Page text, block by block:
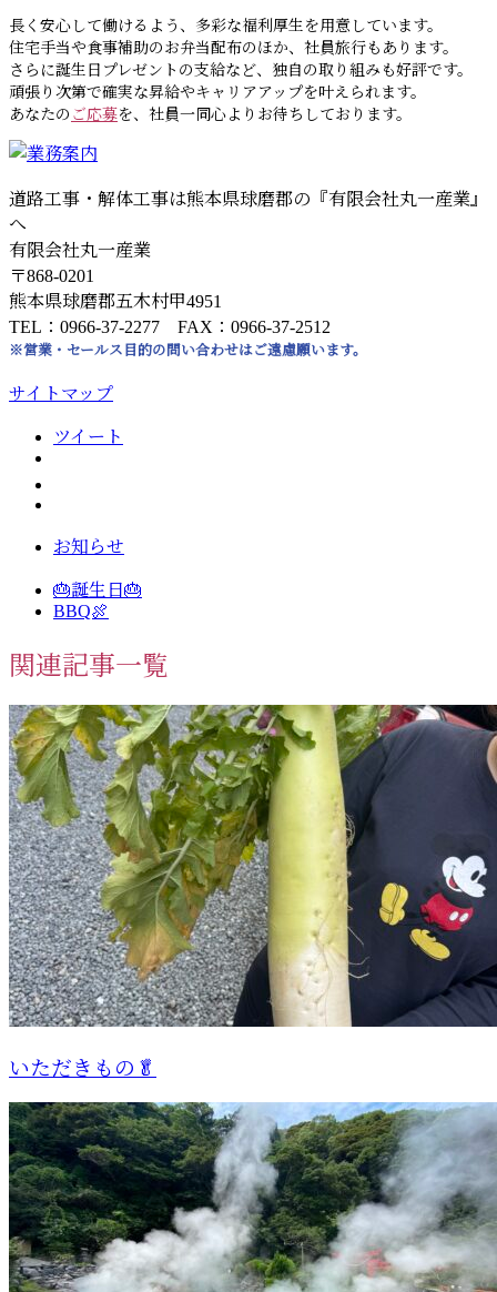
長く安心して働けるよう、多彩な福利厚生を用意しています。
住宅手当や食事補助のお弁当配布のほか、社員旅行もあります。
さらに誕生日プレゼントの支給など、独自の取り組みも好評です。
頑張り次第で確実な昇給やキャリアアップを叶えられます。
あなたの ご応募を、社員一同心よりお待ちしております。
道路工事・解体工事は熊本県球磨郡の『有限会社丸一産業』
へ
有限会社丸一産業
〒868-0201
熊本県球磨郡五木村甲4951
TEL：0966-37-2277 FAX：0966-37-2512
※営業・セールス目的の問い合わせはご遠慮願います。
サイトマップ
ツイート
お知らせ
🎂誕生日🎂
BBQ🍖
関連記事一覧
いただきもの🥬